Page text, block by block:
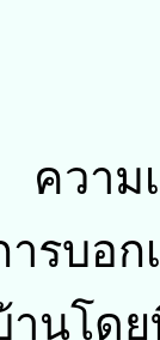
ความเ
ารบอก
านโด